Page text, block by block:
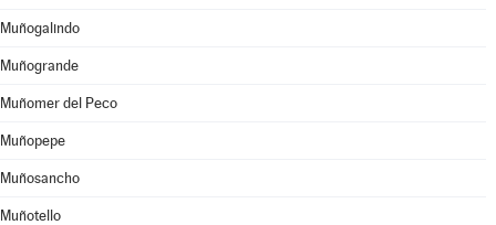
Muñogalindo
Muñogrande
Muñomer del Peco
Muñopepe
Muñosancho
Muñotello